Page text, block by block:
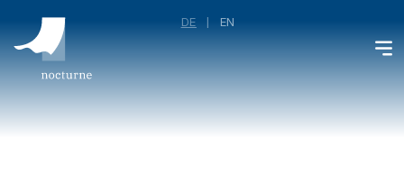
DE EN